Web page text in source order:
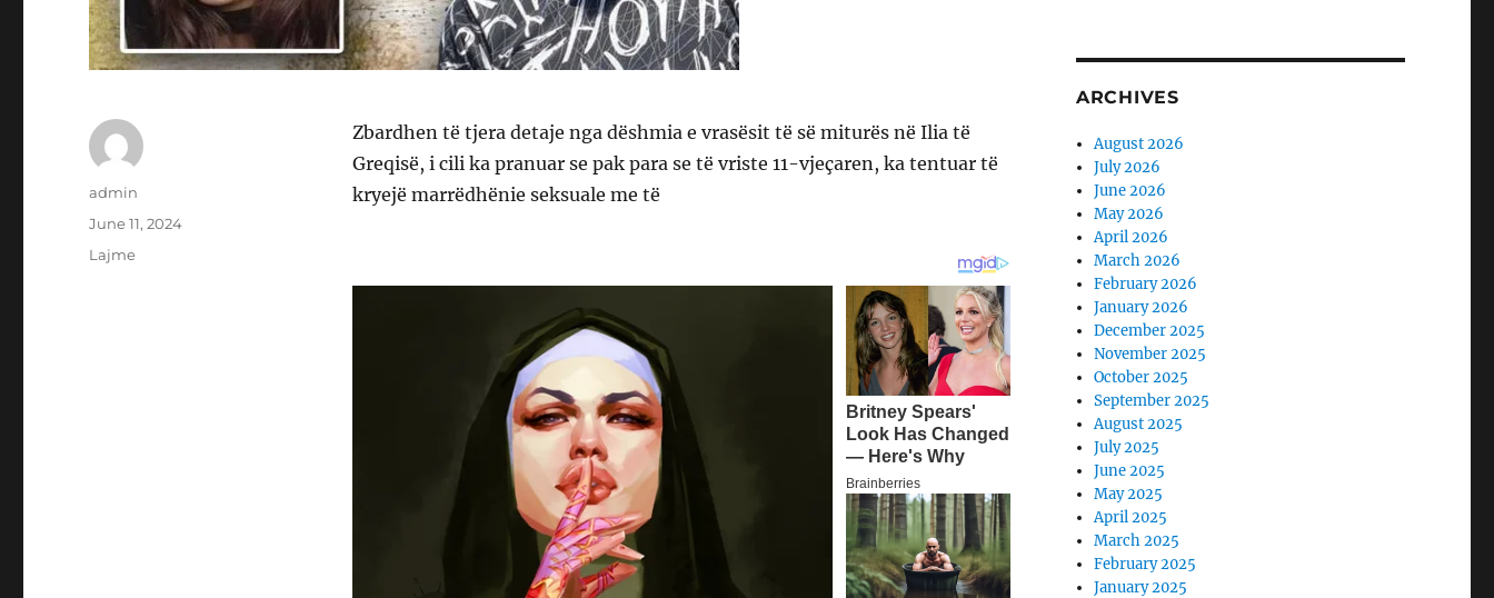
Zbardhen të tjera detaje nga dëshmia e vrasësit të së miturës në Ilia të
Greqisë, i cili ka pranuar se pak para se të vriste 11-vjeçaren, ka tentuar të
kryejë marrëdhënie seksuale me të
Author
admin
Posted
June 11, 2024
Categories
Lajme
ARCHIVES
August 2026
July 2026
June 2026
May 2026
April 2026
March 2026
February 2026
January 2026
December 2025
November 2025
October 2025
September 2025
August 2025
July 2025
June 2025
May 2025
April 2025
March 2025
February 2025
January 2025